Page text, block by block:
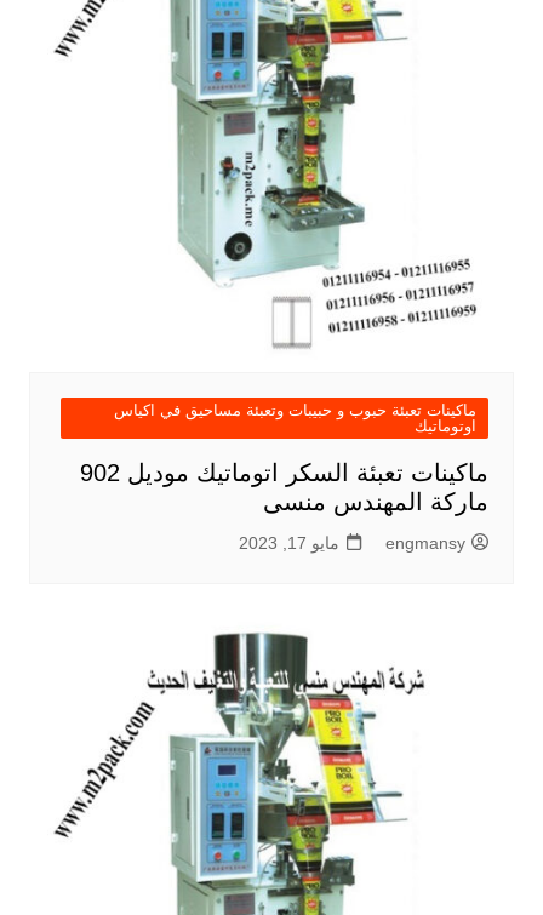
ماكينات تعبئة حبوب و حبيبات وتعبئة مساحيق في اكياس
اوتوماتيك
ماكينات تعبئة السكر اتوماتيك موديل 902
ماركة المهندس منسى
engmansy مايو 17, 2023